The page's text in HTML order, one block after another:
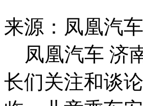
来源：凤凰汽车
凤凰汽车 济
长们关注和谈